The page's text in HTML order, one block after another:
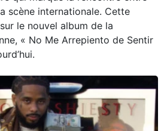
scène internationale. Cette
le nouvel album de la
« No Me Arrepiento de Sentir